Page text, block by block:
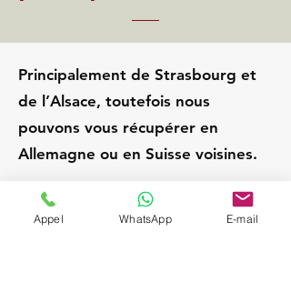
Principalement de Strasbourg et
de l’Alsace, toutefois nous
pouvons vous récupérer en
Allemagne ou en Suisse voisines.
Nancy
Appel WhatsApp E-mail